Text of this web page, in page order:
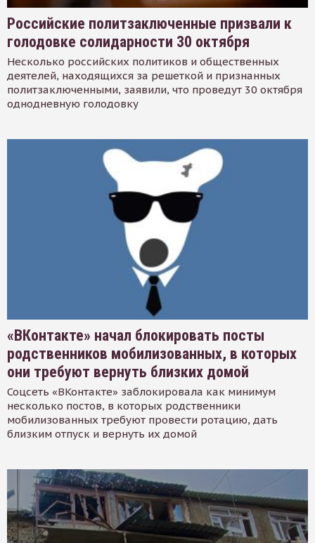
Российские политзаключенные призвали к
голодовке солидарности 30 октября
Несколько российских политиков и общественных
деятелей, находящихся за решеткой и признанных
политзаключенными, заявили, что проведут 30 октября
однодневную голодовку
«ВКонтакте» начал блокировать посты
родственников мобилизованных, в которых
они требуют вернуть близких домой
Соцсеть «ВКонтакте» заблокировала как минимум
несколько постов, в которых родственники
мобилизованных требуют провести ротацию, дать
близким отпуск и вернуть их домой